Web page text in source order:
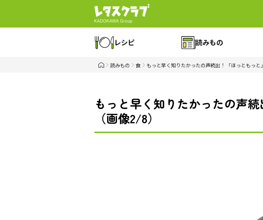
レシピ 読みもの
読みもの 食 もっと早く知りたかったの声続出！ 「ほっともっ
もっと早く知りたかったの声
（画像2/8）